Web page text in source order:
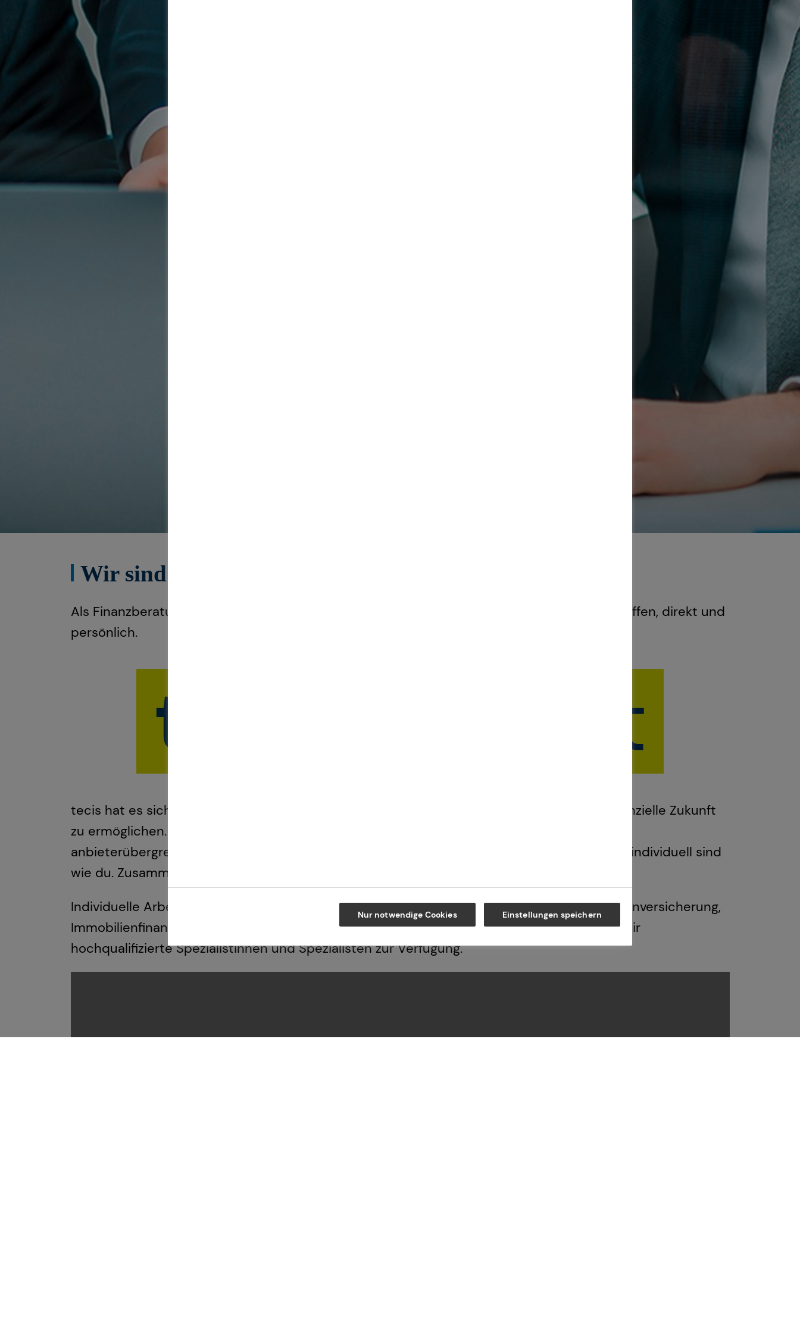
Wir sind teamzukunft
Als Finanzberatung deiner Generation setzen wir auf eine Kommunikation auf Augenhöhe: Offen, direkt und
persönlich.
tecis hat es sich zur Aufgabe gemacht, den nachfolgenden Generationen eine bessere finanzielle Zukunft
zu ermöglichen. Mit höchster Professionalität, einer hohen Produktvielfalt und einem
anbieterübergreifenden Produktauswahlprozess, erarbeiten wir passende Lösungen, die so individuell sind
wie du. Zusammen sind wir teamzukunft.
Individuelle Arbeitskraftabsicherung, betriebliche Altersvorsorge, Investment, private Krankenversicherung,
Immobilienfinanzierung und Kapitalanlageimmobilien – für jeden Beratungsbereich stehen dir
hochqualifizierte Spezialistinnen und Spezialisten zur Verfügung.
Nur notwendige Cookies Einstellungen speichern